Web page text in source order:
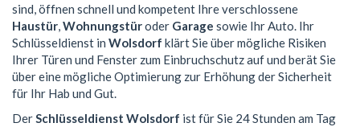
sind, öffnen schnell und kompetent Ihre verschlossene
Haustür,Wohnungstüroder Garage sowie Ihr Auto. Ihr
Schlüsseldienst in Wolsdorf klärt Sie über mögliche Risiken
Ihrer Türen und Fenster zum Einbruchschutz auf und berät Sie
über eine mögliche Optimierung zur Erhöhung der Sicherheit
für Ihr Hab und Gut.
DerSchlüsseldienst Wolsdorf ist für Sie 24 Stunden am Tag